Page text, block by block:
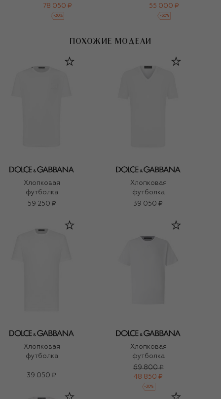
78 050 ₽
-30%
55 000 ₽
-30%
ПОХОЖИЕ МОДЕЛИ
Хлопковая
футболка
59 250 ₽
Хлопковая
футболка
39 050 ₽
Хлопковая
футболка
39 050 ₽
Хлопковая
футболка
69 800 ₽
48 850 ₽
-30%